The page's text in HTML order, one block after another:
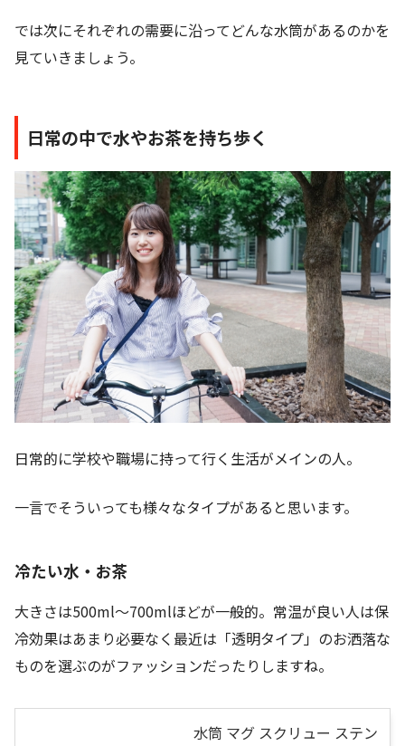
では次にそれぞれの需要に沿ってどんな水筒があるのかを
見ていきましょう。
日常の中で水やお茶を持ち歩く
日常的に学校や職場に持って行く生活がメインの人。
一言でそういっても様々なタイプがあると思います。
冷たい水・お茶
大きさは500ml～700mlほどが一般的。常温が良い人は保
冷効果はあまり必要なく最近は「透明タイプ」のお洒落な
ものを選ぶのがファッションだったりしますね。
水筒 マグ スクリュー ステン